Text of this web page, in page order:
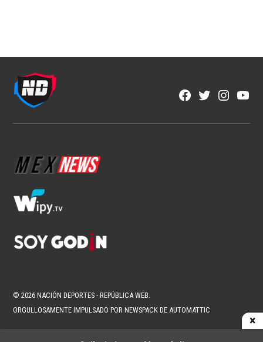
Facebook
Twitter
© 2026 NACIÓN DEPORTES - REPÚBLICA WEB.
ORGULLOSAMENTE IMPULSADO POR NEWSPACK DE AUTOMATTIC